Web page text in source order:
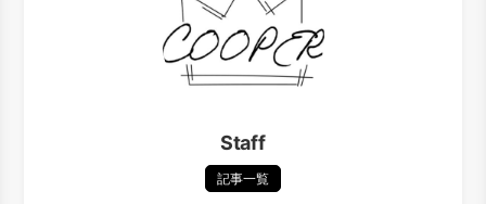
Staff
記事一覧